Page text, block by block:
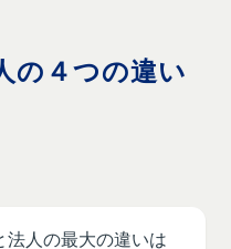
の４つの違い
法人の最大の違いは